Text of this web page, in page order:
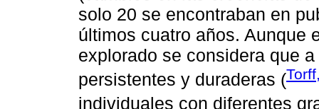
solo 20 se encontraban en
últimos cuatro años. Aunque
explorado se considera que
persistentes y duraderas (
individuales con diferentes